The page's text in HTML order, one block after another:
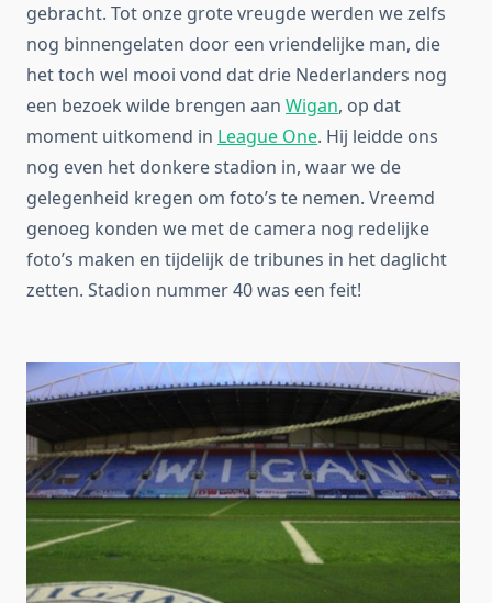
gebracht. Tot onze grote vreugde werden we zelfs
nog binnengelaten door een vriendelijke man, die
het toch wel mooi vond dat drie Nederlanders nog
een bezoek wilde brengen aan Wigan, op dat
moment uitkomend in League One. Hij leidde ons
nog even het donkere stadion in, waar we de
gelegenheid kregen om foto’s te nemen. Vreemd
genoeg konden we met de camera nog redelijke
foto’s maken en tijdelijk de tribunes in het daglicht
zetten. Stadion nummer 40 was een feit!